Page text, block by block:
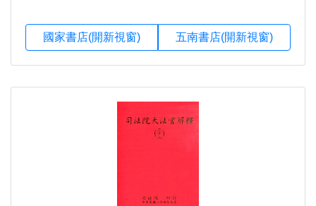
國家書店(開新視窗) 五南書店(開新視窗)